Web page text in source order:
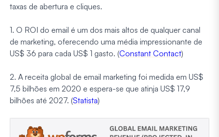
taxas de abertura e cliques.
1. O ROI do email é um dos mais altos de qualquer canal
de marketing, oferecendo uma média impressionante de
US$ 36 para cada US$ 1 gasto. (Constant Contact)
2. A receita global de email marketing foi medida em US$
7,5 bilhões em 2020 e espera-se que atinja US$ 17,9
bilhões até 2027. (Statista)